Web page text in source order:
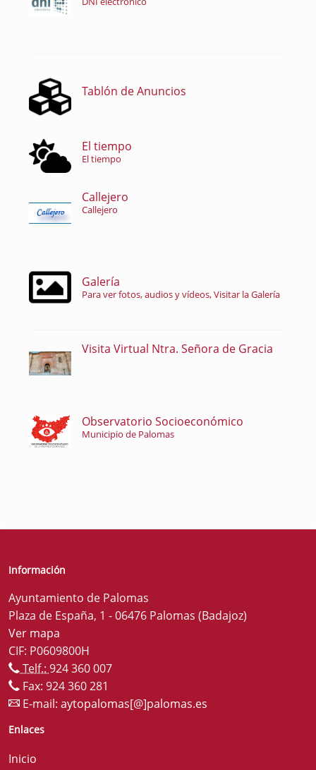
Tablón de Anuncios
El tiempo
El tiempo
Callejero
Callejero
Galería
Para ver fotos, audios y vídeos, Visitar la Galería
Visita Virtual Ntra. Señora de Gracia
Observatorio Socioeconómico
Municipio de Palomas
Información
Ayuntamiento de Palomas
Plaza de España, 1 - 06476 Palomas (Badajoz)
Ver mapa
CIF: P0609800H
Telf.: 924 360 007
Fax: 924 360 281
E-mail: aytopalomas[@]palomas.es
Enlaces
Inicio